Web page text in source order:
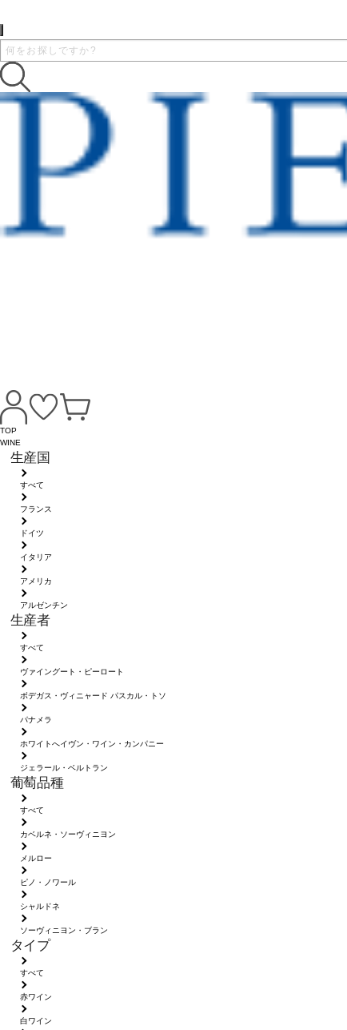
TOP
WINE
生産国
すべて
フランス
ドイツ
イタリア
アメリカ
アルゼンチン
生産者
すべて
ヴァイングート・ピーロート
ボデガス・ヴィニャード パスカル・トソ
パナメラ
ホワイトへイヴン・ワイン・カンパニー
ジェラール・ベルトラン
葡萄品種
すべて
カベルネ・ソーヴィニヨン
メルロー
ピノ・ノワール
シャルドネ
ソーヴィニヨン・ブラン
タイプ
すべて
赤ワイン
白ワイン